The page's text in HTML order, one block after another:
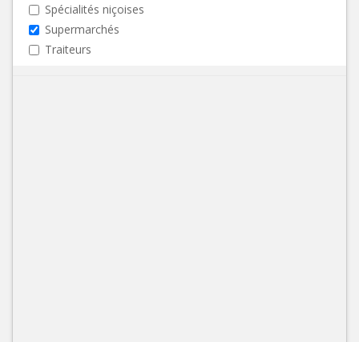
Spécialités niçoises
Supermarchés
Traiteurs